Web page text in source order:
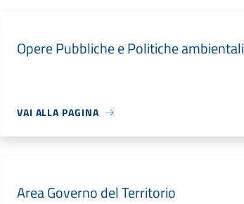
Opere Pubbliche e Politiche ambientali
VAI ALLA PAGINA
Area Governo del Territorio